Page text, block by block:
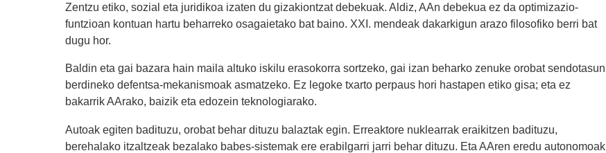
Zentzu etiko, sozial eta juridikoa izaten du gizakiontzat debekuak. Aldiz, AAn debekua ez da optimizazio-
funtzioan kontuan hartu beharreko osagaietako bat baino. XXI. mendeak dakarkigun arazo filosofiko berri bat
dugu hor.
Baldin eta gai bazara hain maila altuko iskilu erasokorra sortzeko, gai izan beharko zenuke orobat sendotasun
berdineko defentsa-mekanismoak asmatzeko. Ez legoke txarto perpaus hori hastapen etiko gisa; eta ez
bakarrik AArako, baizik eta edozein teknologiarako.
Autoak egiten badituzu, orobat behar dituzu balaztak egin. Erreaktore nuklearrak eraikitzen badituzu,
berehalako itzaltzeak bezalako babes-sistemak ere erabilgarri jarri behar dituzu. Eta AAren eredu autonomoak